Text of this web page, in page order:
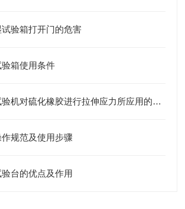
验箱打开门的危害
箱使用条件
胶带拉力强度试验机对硫化橡胶进行拉伸应力所应用的标准！
规范及使用步骤
台的优点及作用